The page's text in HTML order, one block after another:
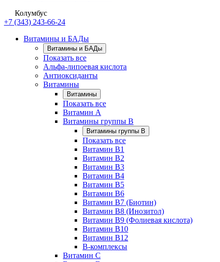
Колумбус
+7 (343) 243-66-24
Витамины и БАДы
Витамины и БАДы
Показать все
Альфа-липоевая кислота
Антиоксиданты
Витамины
Витамины
Показать все
Витамин A
Витамины группы B
Витамины группы B
Показать все
Витамин B1
Витамин B2
Витамин B3
Витамин B4
Витамин B5
Витамин B6
Витамин B7 (Биотин)
Витамин B8 (Инозитол)
Витамин B9 (Фолиевая кислота)
Витамин B10
Витамин B12
B-комплексы
Витамин C